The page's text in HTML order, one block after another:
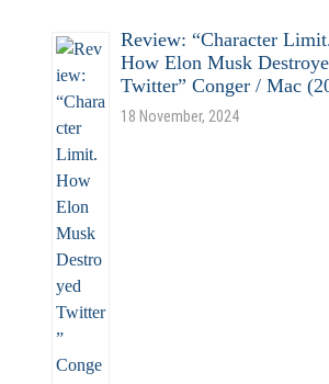
Review: “Character
How Elon Musk
Twitter” Conger / Mac
18 November, 2024